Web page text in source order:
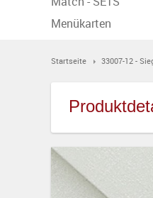
Menükarten
Startseite 33007-12 -